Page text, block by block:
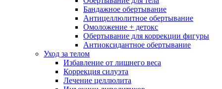
Бандажное обертывание
Антицеллюлитное обертывание
Омоложение + детокс
Обертывание для коррекции фигуры
Антиоксидантное обертывание
Уход за телом
Избавление от лишнего веса
Коррекция силуэта
Лечение целлюлита